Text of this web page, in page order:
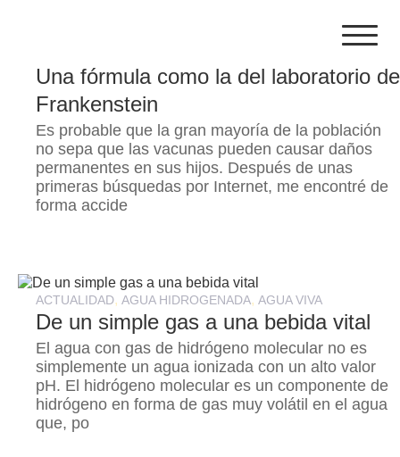
Una fórmula como la del laboratorio de
Frankenstein
Es probable que la gran mayoría de la población
no sepa que las vacunas pueden causar daños
permanentes en sus hijos. Después de unas
primeras búsquedas por Internet, me encontré de
forma accide
ACTUALIDAD,AGUA HIDROGENADA,AGUA VIVA
De un simple gas a una bebida vital
El agua con gas de hidrógeno molecular no es
simplemente un agua ionizada con un alto valor
pH. El hidrógeno molecular es un componente de
hidrógeno en forma de gas muy volátil en el agua
que, po